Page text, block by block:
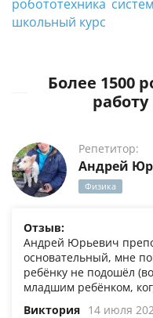
робототехника
школьный курс
Более 1500
Репетитор:
Андрей
Физика
Отзыв:
Андрей Юрьевич
основательный, мне
ребёнку не подошёл
младшим ребёнком,
Виктория 14 июля